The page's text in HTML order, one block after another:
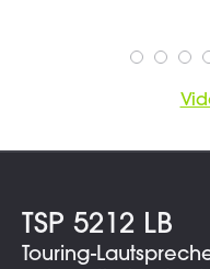
TSP 5212 LB
Touring-